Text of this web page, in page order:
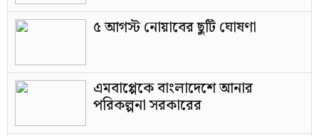
৫ আগস্ট নোয়াবের ছুটি ঘোষণা
এমবাপ্পেকে বাংলাদেশে আনার
পরিকল্পনা সরকারের